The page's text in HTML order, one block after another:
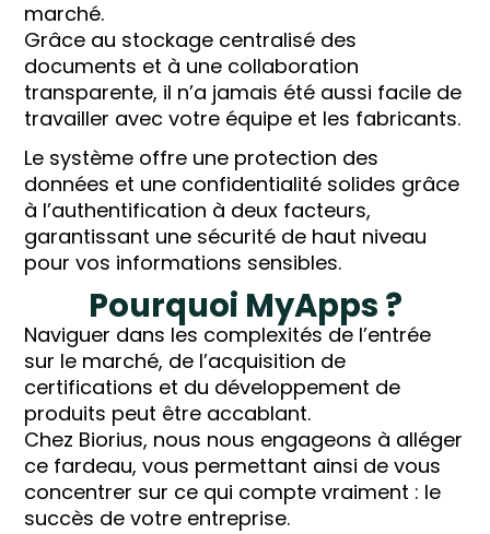
marché.
Grâce au stockage centralisé des
documents et à une collaboration
transparente, il n’a jamais été aussi facile de
travailler avec votre équipe et les fabricants.
Le système offre une protection des
données et une confidentialité solides grâce
à l’authentification à deux facteurs,
garantissant une sécurité de haut niveau
pour vos informations sensibles.
Pourquoi MyApps ?
Naviguer dans les complexités de l’entrée
sur le marché, de l’acquisition de
certifications et du développement de
produits peut être accablant.
Chez Biorius, nous nous engageons à alléger
ce fardeau, vous permettant ainsi de vous
concentrer sur ce qui compte vraiment : le
succès de votre entreprise.